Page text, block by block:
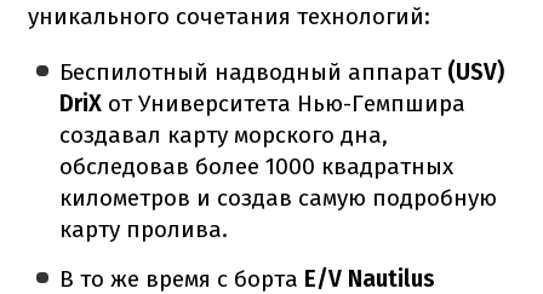
уникального сочетания технологий:
Беспилотный надводный аппарат (USV)
DriX от Университета Нью-Гемпшира
создавал карту морского дна,
обследовав более 1000 квадратных
километров и создав самую подробную
карту пролива.
В то же время с борта E/V Nautilus